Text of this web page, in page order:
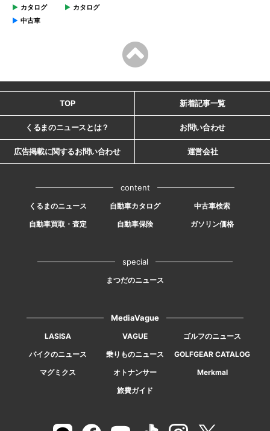
カタログ
中古車
カタログ
TOP 新着記事一覧
くるまのニュースとは？ お問い合わせ
広告掲載に関するお問い合わせ 運営会社
content
くるまのニュース 自動車カタログ
中古車検索
自動車買取・査定
自動車保険 ガソリン価格
special
まつだのニュース
MediaVague
LASISA VAGUE
ゴルフのニュース
バイクのニュース
乗りものニュース
GOLFGEAR CATALOG
マグミクス
オトナンサー
Merkmal
旅費ガイド